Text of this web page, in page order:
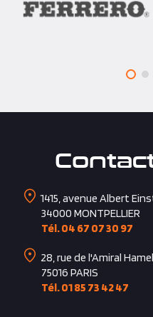
1415, avenue Albert
28, rue de l'Amiral
75016 PARIS